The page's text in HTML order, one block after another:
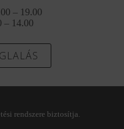
– 19.00
– 14.00
rendszere biztosítja.